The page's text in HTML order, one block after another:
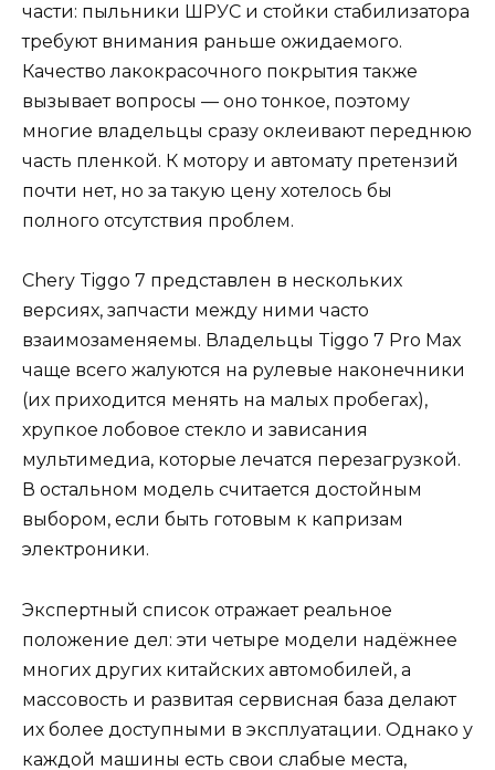
части: пыльники ШРУС и стойки стабилизатора
требуют внимания раньше ожидаемого.
Качество лакокрасочного покрытия также
вызывает вопросы — оно тонкое, поэтому
многие владельцы сразу оклеивают переднюю
часть пленкой. К мотору и автомату претензий
почти нет, но за такую цену хотелось бы
полного отсутствия проблем.
Chery Tiggo 7 представлен в нескольких
версиях, запчасти между ними часто
взаимозаменяемы. Владельцы Tiggo 7 Pro Max
чаще всего жалуются на рулевые наконечники
(их приходится менять на малых пробегах),
хрупкое лобовое стекло и зависания
мультимедиа, которые лечатся перезагрузкой.
В остальном модель считается достойным
выбором, если быть готовым к капризам
электроники.
Экспертный список отражает реальное
положение дел: эти четыре модели надёжнее
многих других китайских автомобилей, а
массовость и развитая сервисная база делают
их более доступными в эксплуатации. Однако у
каждой машины есть свои слабые места,